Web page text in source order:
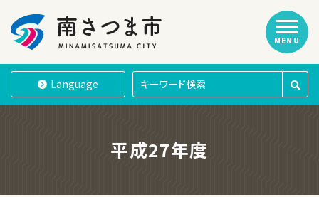
南さつま市
Language
MENU
平成27年度